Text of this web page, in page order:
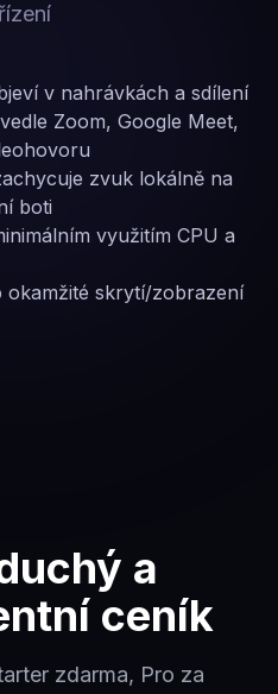
v nahrávkách a sdílení
Zoom, Google Meet,
zvuk lokálně na
boti
využitím CPU a
okamžité skrytí/zobrazení
a
ceník
zdarma, Pro za